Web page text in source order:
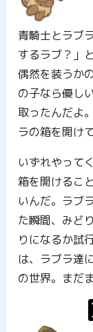
青騎士とラブ
するラブ？」
偶然を装うか
の子なら優し
取ったんだよ
ラの箱を開け
いずれやって
箱を開けるこ
いんだ。ラブ
た瞬間、みど
りになるか試
は、ラブラ達
の世界。まだ